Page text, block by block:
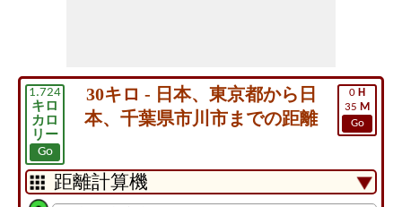
1.724
キロ
カロ
リー
Go
0 H
35 M
Go
30キロ - 日本、東京都から日
本、千葉県市川市までの距離